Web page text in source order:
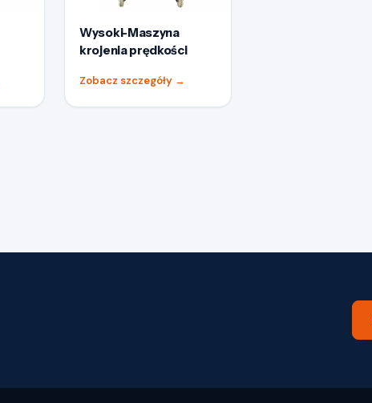
Wysoki-Maszyna
krojenia prędkości
Zobacz szczegóły →